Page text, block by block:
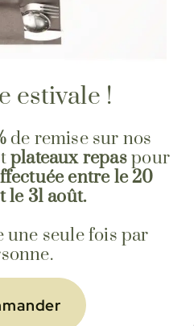
estivale !
de remise sur nos
plateaux repaspour
entre le 20
31 août.
une seule fois par